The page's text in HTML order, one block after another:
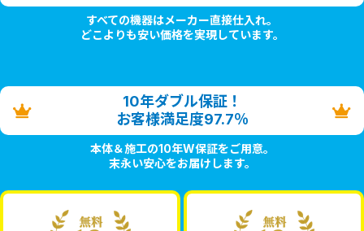
すべての機器はメーカー直接仕入れ。
どこよりも安い価格を実現しています。
10年ダブル保証！
お客様満足度97.7％
本体＆施工の10年W保証をご用意。
末永い安心をお届けします。